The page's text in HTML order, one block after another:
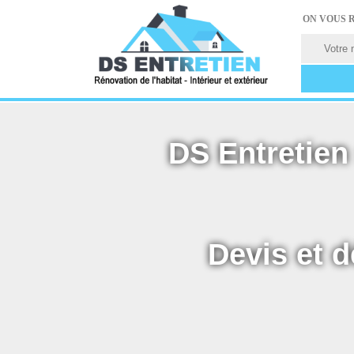
ON VOUS
DS
Devis et